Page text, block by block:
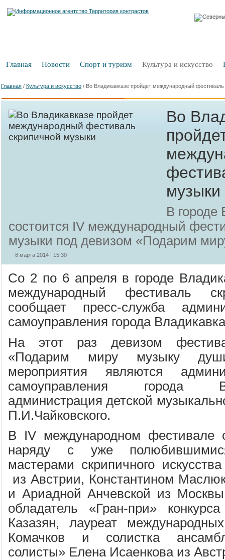
Главная Новости Спорт и туризм Культура и искусство
Главная / Культура и искусство / Во Владикавказе пройдет международный
Во
музыки
В городе
состоится IV международный
музыки под девизом «Подарим
8 марта 2014 | 15:30
Со 2 по 6 апреля в городе
международный фестиваль
сообщает пресс-служба
самоуправления города
На этот раз девизом
«Подарим миру музыку
мероприятия являются
самоуправления города
администрация детской
П.И.Чайковского.
В IV международном фестивале
наряду с уже
мастерами скрипичного
из Австрии, Константином
и Ариадной Анчевской из
обладатель «Гран-при»
Казазян, лауреат
Комачков и солистка
солисты» Елена Исаенкова из